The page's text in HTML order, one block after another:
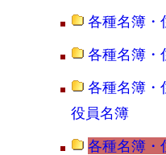
各種名簿
各種名簿
各種名簿・
役員名簿
各種名簿・